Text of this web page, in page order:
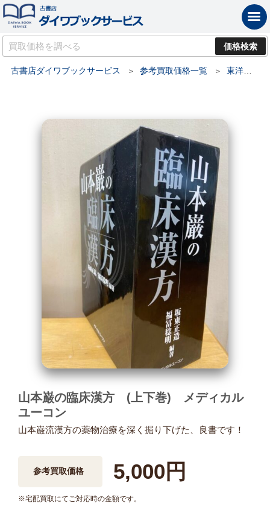
古書店ダイワブックサービス 参考買取価格一覧 東洋医学・漢方・鍼灸の買取価格
山本巌の臨床漢方 (上下巻) メディカル
ユーコン
山本巌流漢方の薬物治療を深く掘り下げた、良書です！
参考買取価格 5,000円
※宅配買取にてご対応時の金額です。